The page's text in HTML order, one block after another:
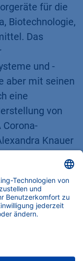
für die
Biotechnologie,
Das
und -
aber mit seinen
eine
von
Knauer
sich für
auf die
und